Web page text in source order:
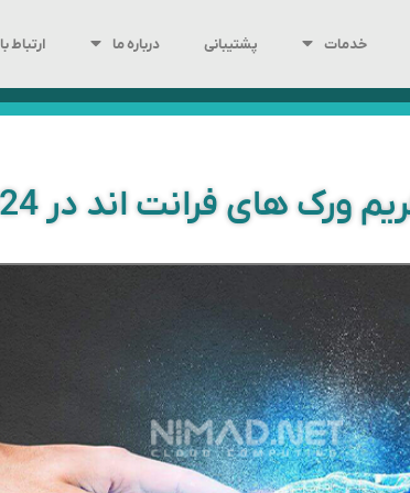
خدمات پشتیبانی درباره ما ارتباط
ورک های فرانت اند در 2024